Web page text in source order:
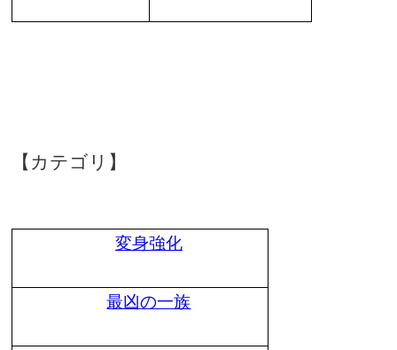
【カテゴリ】
変身強化
最凶の一族